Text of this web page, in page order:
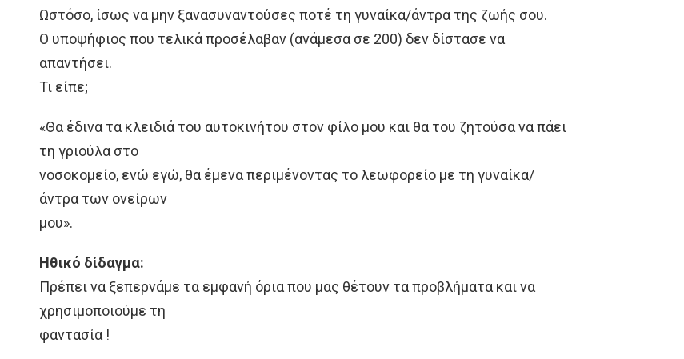
Ωστόσο, ίσως να μην ξανασυναντούσες ποτέ τη γυναίκα/άντρα της ζωής σου.
Ο υποψήφιος που τελικά προσέλαβαν (ανάμεσα σε 200) δεν δίστασε να
απαντήσει.
Τι είπε;
«Θα έδινα τα κλειδιά του αυτοκινήτου στον φίλο μου και θα του ζητούσα να πάει
τη γριούλα στο
νοσοκομείο, ενώ εγώ, θα έμενα περιμένοντας το λεωφορείο με τη γυναίκα/
άντρα των ονείρων
μου».
Ηθικό δίδαγμα:
Πρέπει να ξεπερνάμε τα εμφανή όρια που μας θέτουν τα προβλήματα και να
χρησιμοποιούμε τη
φαντασία !